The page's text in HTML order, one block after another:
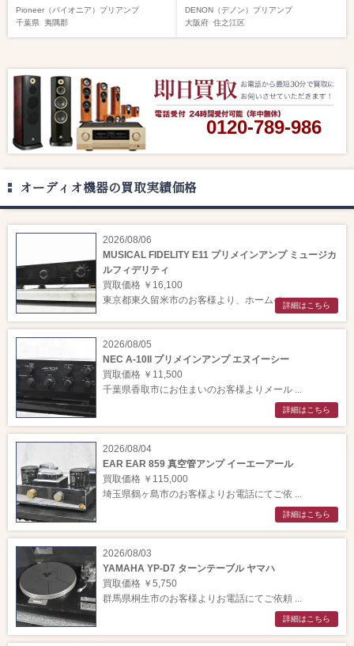
Pioneer（パイオニア） プリアンプ
千葉県 夷隅郡
DENON（デノン） プリアンプ
大阪府 住之江区
0120-789-986
オーディオ機器の買取実績価格
2026/08/06
MUSICAL FIDELITY E11 プリメインアンプ ミュージカ
ルフィデリティ
買取価格 ￥16,100
東京都東久留米市のお客様より、ホームペー ...詳細はこちら
2026/08/05
NEC A-10II プリメインアンプ エヌイーシー
買取価格 ￥11,500
千葉県香取市にお住まいのお客様よりメール ...
詳細はこちら
2026/08/04
EAR EAR 859 真空管アンプ イーエーアール
買取価格 ￥115,000
埼玉県鶴ヶ島市のお客様よりお電話にてご依 ...
詳細はこちら
2026/08/03
YAMAHA YP-D7 ターンテーブル ヤマハ
買取価格 ￥5,750
群馬県桐生市のお客様よりお電話にてご依頼 ...
詳細はこちら